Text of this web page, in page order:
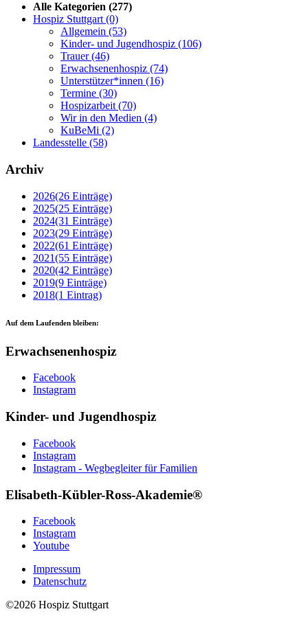
Alle Kategorien (277)
Hospiz Stuttgart (0)
Allgemein (53)
Kinder- und Jugendhospiz (106)
Trauer (46)
Erwachsenenhospiz (74)
Unterstützer*innen (16)
Termine (30)
Hospizarbeit (70)
Wir in den Medien (4)
KuBeMi (2)
Landesstelle (58)
Archiv
2026(26 Einträge)
2025(25 Einträge)
2024(31 Einträge)
2023(29 Einträge)
2022(61 Einträge)
2021(55 Einträge)
2020(42 Einträge)
2019(9 Einträge)
2018(1 Eintrag)
Auf dem Laufenden bleiben:
Erwachsenenhospiz
Facebook
Instagram
Kinder- und Jugendhospiz
Facebook
Instagram
Instagram - Wegbegleiter für Familien
Elisabeth-Kübler-Ross-Akademie®
Facebook
Instagram
Youtube
Impressum
Datenschutz
©2026 Hospiz Stuttgart